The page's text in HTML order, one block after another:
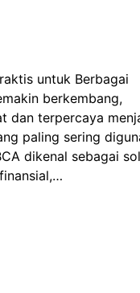
untuk Berbagai
berkembang,
dan terpercaya
paling sering
dikenal sebagai